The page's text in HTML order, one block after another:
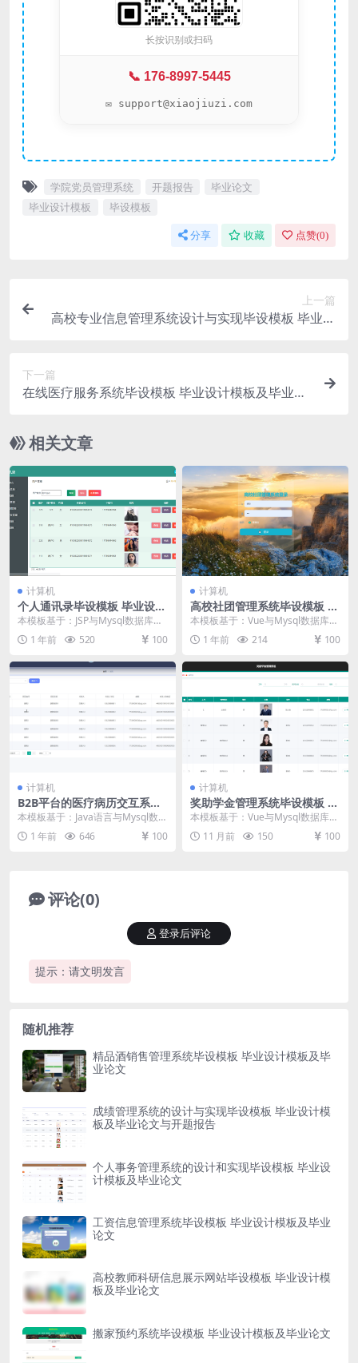
长按识别或扫码
📞 176-8997-5445
✉️ support@xiaojiuzi.com
学院党员管理系统 开题报告
毕业论文
毕业设计模板
毕设模板
分享 收藏 点赞(0)
上一篇
高校专业信息管理系统设计与实现毕设模板 毕业设
下一篇
在线医疗服务系统毕设模板 毕业设计模板及毕业论
相关文章
计算机
个人通讯录毕设模板 毕业设计
模板及毕业论文
本模板基于：JSP与Mysql数据库开
发 系统功能实现 系统实现部分就是
将系统分...
1 年前 520 100
计算机
高校社团管理系统毕设模板 毕
业设计模板及毕业论文与任务
书开题报告
本模板基于：Vue与Mysql数据库开
发 系统界面实现 管理员登录 管理
员输入个...
1 年前 214 100
计算机
B2B平台的医疗病历交互系统
毕设模板 毕业设计模板及毕业
论文
本模板基于：Java语言与Mysql数据
库开发 管理员角色 医院管理 管理
员可以...
1 年前 646 100
计算机
奖助学金管理系统毕设模板 毕
业设计模板及毕业论文与任务
书开题报告
本模板基于：Vue与Mysql数据库开
发 系统功能实现 进入到这个环节，
也就可以...
11 月前 150 100
评论(0)
提示：请文明发言
登录后评论
随机推荐
精品酒销售管理系统毕设模板 毕业设计模板及毕
业论文
成绩管理系统的设计与实现毕设模板 毕业设计模
板及毕业论文与开题报告
个人事务管理系统的设计和实现毕设模板 毕业设
计模板及毕业论文
工资信息管理系统毕设模板 毕业设计模板及毕业
论文
高校教师科研信息展示网站毕设模板 毕业设计模
板及毕业论文
搬家预约系统毕设模板 毕业设计模板及毕业论文